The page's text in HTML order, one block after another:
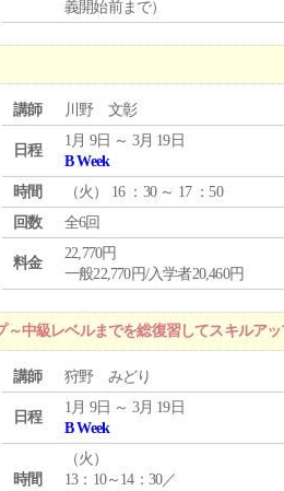
義開始前まで）
講師 川野 文彰
日程
1月 9日 ～ 3月 19日
B Week
時間
（火 ） 16 ：30 ～ 17 ：50
回数
全6回
料金
22,770円
一般22,770円/入学者20,460円
～中級レベルまでを総復習してスキルア
講師 狩野 みどり
日程
1月 9日 ～ 3月 19日
B Week
時間
（火 ）
13：10～14：30／